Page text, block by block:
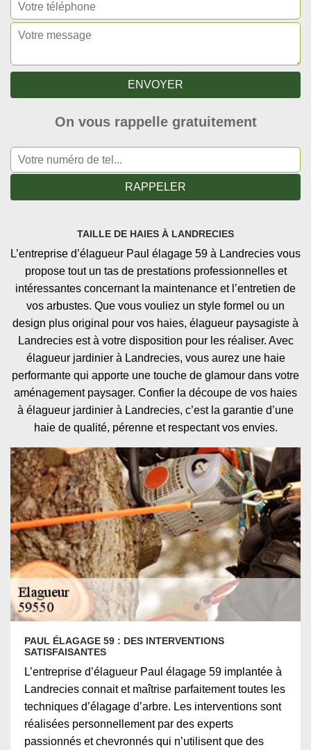
On vous rappelle gratuitement
TAILLE DE HAIES À LANDRECIES
L’entreprise d’élagueur Paul élagage 59 à Landrecies vous
propose tout un tas de prestations professionnelles et
intéressantes concernant la maintenance et l’entretien de
vos arbustes. Que vous vouliez un style formel ou un
design plus original pour vos haies, élagueur paysagiste à
Landrecies est à votre disposition pour les réaliser. Avec
élagueur jardinier à Landrecies, vous aurez une haie
performante qui apporte une touche de glamour dans votre
aménagement paysager. Confier la découpe de vos haies
à élagueur jardinier à Landrecies, c’est la garantie d’une
haie de qualité, pérenne et respectant vos envies.
PAUL ÉLAGAGE 59 : DES INTERVENTIONS
SATISFAISANTES
L’entreprise d’élagueur Paul élagage 59 implantée à
Landrecies connait et maîtrise parfaitement toutes les
techniques d’élagage d’arbre. Les interventions sont
réalisées personnellement par des experts
passionnés et chevronnés qui n’utilisent que des